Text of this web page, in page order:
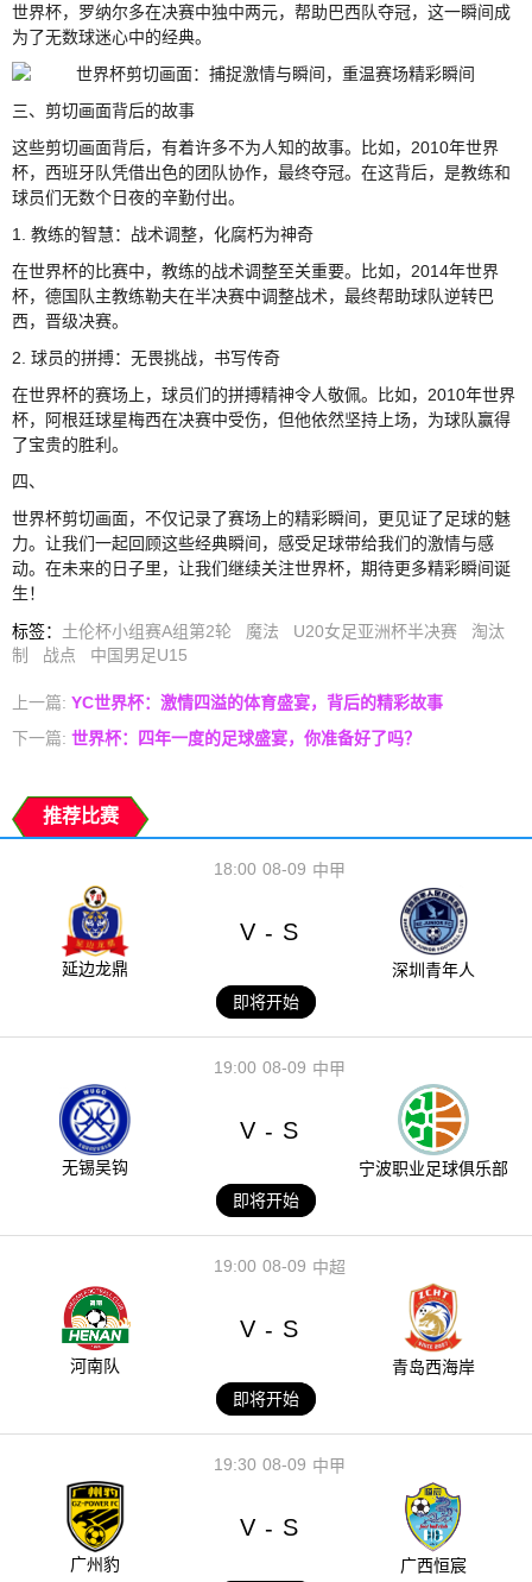
世界杯，罗纳尔多在决赛中独中两元，帮助巴西队夺冠，这一瞬间成
为了无数球迷心中的经典。
三、剪切画面背后的故事
这些剪切画面背后，有着许多不为人知的故事。比如，2010年世界
杯，西班牙队凭借出色的团队协作，最终夺冠。在这背后，是教练和
球员们无数个日夜的辛勤付出。
1. 教练的智慧：战术调整，化腐朽为神奇
在世界杯的比赛中，教练的战术调整至关重要。比如，2014年世界
杯，德国队主教练勒夫在半决赛中调整战术，最终帮助球队逆转巴
西，晋级决赛。
2. 球员的拼搏：无畏挑战，书写传奇
在世界杯的赛场上，球员们的拼搏精神令人敬佩。比如，2010年世界
杯，阿根廷球星梅西在决赛中受伤，但他依然坚持上场，为球队赢得
了宝贵的胜利。
四、
世界杯剪切画面，不仅记录了赛场上的精彩瞬间，更见证了足球的魅
力。让我们一起回顾这些经典瞬间，感受足球带给我们的激情与感
动。在未来的日子里，让我们继续关注世界杯，期待更多精彩瞬间诞
生！
标签： 土伦杯小组赛A组第2轮 魔法 U20女足亚洲杯半决赛
淘汰
制
战点 中国男足U15
上一篇: YC世界杯：激情四溢的体育盛宴，背后的精彩故事
下一篇: 世界杯：四年一度的足球盛宴，你准备好了吗？
推荐比赛
08-09
18:00 中甲
延边龙鼎
V - S
深圳青年人
即将开始
08-09
19:00 中甲
无锡吴钩
V - S
宁波职业足球俱乐部
即将开始
08-09
19:00 中超
河南队
V - S
青岛西海岸
即将开始
08-09
19:30 中甲
广州豹
V - S
广西恒宸